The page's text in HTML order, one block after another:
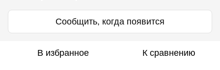
Сообщить, когда появится
В избранное К сравнению